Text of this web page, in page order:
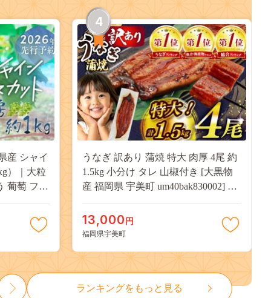
産 シャイ
）｜大粒
葡萄 フル
4
うなぎ 訳あり 蒲焼 特大 肉厚 4尾 約
1.5kg 小分け タレ 山椒付き [大黒物
産 福岡県 宇美町 um40bak830002] 不
うなぎ蒲焼 鰻蒲焼き 蒲焼き かば焼
き 真空パック 個包装 冷凍 13000
13,000 円
福岡県宇美町
ランキングをもっと見る